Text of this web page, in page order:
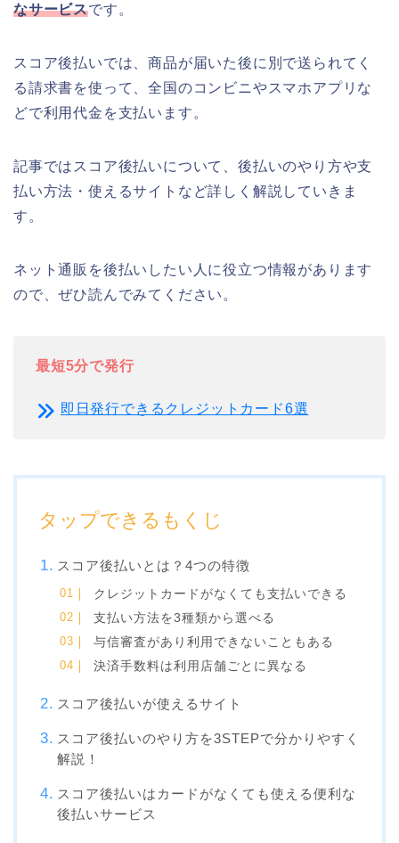
なサービスです。
スコア後払いでは、商品が届いた後に別で送られてく
る請求書を使って、全国のコンビニやスマホアプリな
どで利用代金を支払います。
記事ではスコア後払いについて、後払いのやり方や支
払い方法・使えるサイトなど詳しく解説していきま
す。
ネット通販を後払いしたい人に役立つ情報があります
ので、ぜひ読んでみてください。
最短5分で発行
即日発行できるクレジットカード6選
タップできるもくじ
スコア後払いとは？4つの特徴
クレジットカードがなくても支払いできる
支払い方法を3種類から選べる
与信審査があり利用できないこともある
決済手数料は利用店舗ごとに異なる
スコア後払いが使えるサイト
スコア後払いのやり方を3STEPで分かりやすく
解説！
スコア後払いはカードがなくても使える便利な
後払いサービス